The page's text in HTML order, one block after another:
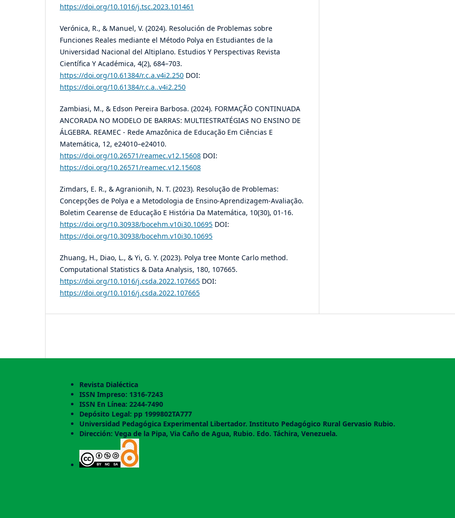
https://doi.org/10.1016/j.tsc.2023.101461
Verónica, R., & Manuel, V. (2024). Resolución de Problemas sobre
Funciones Reales mediante el Método Polya en Estudiantes de la
Universidad Nacional del Altiplano. Estudios Y Perspectivas Revista
Científica Y Académica, 4(2), 684–703.
https://doi.org/10.61384/r.c.a.v4i2.250 DOI:
https://doi.org/10.61384/r.c.a..v4i2.250
Zambiasi, M., & Edson Pereira Barbosa. (2024). FORMAÇÃO CONTINUADA
ANCORADA NO MODELO DE BARRAS: MULTIESTRATÉGIAS NO ENSINO DE
ÁLGEBRA. REAMEC - Rede Amazônica de Educação Em Ciências E
Matemática, 12, e24010–e24010.
https://doi.org/10.26571/reamec.v12.15608 DOI:
https://doi.org/10.26571/reamec.v12.15608
Zimdars, E. R., & Agranionih, N. T. (2023). Resolução de Problemas:
Concepções de Polya e a Metodologia de Ensino-Aprendizagem-Avaliação.
Boletim Cearense de Educação E História Da Matemática, 10(30), 01-16.
https://doi.org/10.30938/bocehm.v10i30.10695 DOI:
https://doi.org/10.30938/bocehm.v10i30.10695
Zhuang, H., Diao, L., & Yi, G. Y. (2023). Polya tree Monte Carlo method.
Computational Statistics & Data Analysis, 180, 107665.
https://doi.org/10.1016/j.csda.2022.107665 DOI:
https://doi.org/10.1016/j.csda.2022.107665
Revista Dialéctica
ISSN Impreso: 1316-7243
ISSN En Línea: 2244-7490
Depósito Legal: pp 1999802TA777
Universidad Pedagógica Experimental Libertador. Instituto Pedagógico Rural Gervasio Rubio.
Dirección: Vega de la Pipa, Via Caño de Agua, Rubio. Edo. Táchira, Venezuela.